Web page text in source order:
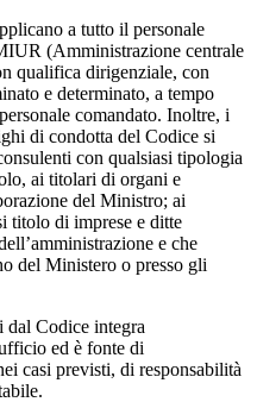
a tutto il personale
(Amministrazione centrale
qualifica dirigenziale, con
e determinato, a tempo
comandato. Inoltre, i
di condotta del Codice si
con qualsiasi tipologia
ai titolari di organi e
del Ministro; ai
titolo di imprese e ditte
e che
del Ministero o presso gli
Codice integra
ed è fonte di
casi previsti, di responsabilità